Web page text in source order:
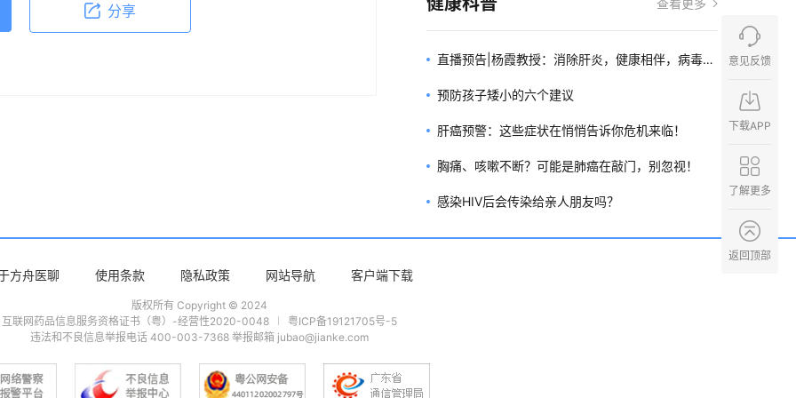
分享 查看更多
直播预告|杨霞教授：消除肝炎，健康相伴，病毒性
肝炎健康知识宣教
预防孩子矮小的六个建议
肝癌预警：这些症状在悄悄告诉你危机来临！
胸痛、咳嗽不断？可能是肺癌在敲门，别忽视！
感染HIV后会传染给亲人朋友吗？
方舟医聊 使用条款 隐私政策 网站导航 客户端下载
版权所有 Copyright © 2024
互联网药品信息服务资格证书（粤）-经营性2020-0048
粤ICP备19121705号-5
违法和不良信息举报电话 400-003-7368 举报邮箱 jubao@jianke.com
意见反馈
下载APP
了解更多
返回顶部